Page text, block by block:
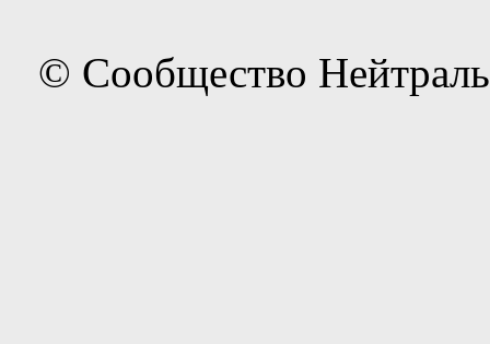
© Сообщество